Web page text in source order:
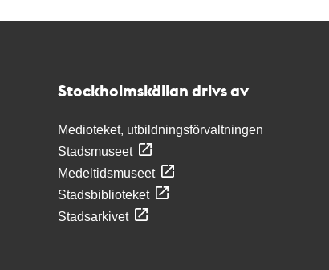
Stockholmskällan drivs av
Medioteket, utbildningsförvaltningen
Stadsmuseet
Medeltidsmuseet
Stadsbiblioteket
Stadsarkivet